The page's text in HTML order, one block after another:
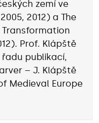
zemí ve
2012) a The
Prof. Klápště
publikací,
– J. Klápště
Medieval Europe